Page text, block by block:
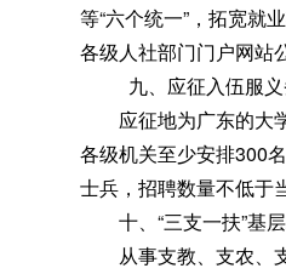
等“六个统一”，拓宽就
各级人社部门门户网站
九、应征入伍服义
应征地为广东的大
各级机关至少安排300
士兵，招聘数量不低于
十、“三支一扶”基层
从事支教、支农、支